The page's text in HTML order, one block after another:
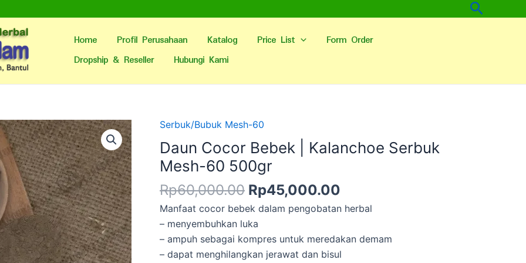
Cari
Home Profil Perusahaan Katalog Price List
Form Order
Dropship & Reseller
Hubungi Kami
Serbuk/Bubuk Mesh-60
Daun Cocor Bebek | Kalanchoe Serbuk
Mesh-60 500gr
Rp60,000.00
Harga
aslinya
adalah:
Rp60,000.00.
Rp45,000.00
saat
ini
Manfaat cocor bebek dalam pengobatan herbal
– menyembuhkan luka
– ampuh sebagai kompres untuk meredakan demam
– dapat menghilangkan jerawat dan bisul